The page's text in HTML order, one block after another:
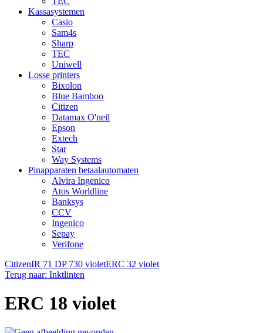
Kassasystemen
Casio
Sam4s
Sharp
TEC
Uniwell
Losse printers
Bixolon
Blue Bamboo
Citizen
Datamax O'neil
Epson
Extech
Star
Way Systems
Pinapparaten betaalautomaten
Alvira Ingenico
Atos Worldline
Banksys
CCV
Ingenico
Sepay
Verifone
CitizenIR 71 DP 730 violetERC 32 violet
Terug naar: Inktlinten
ERC 18 violet